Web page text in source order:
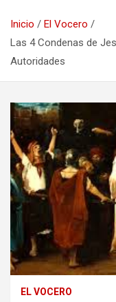
Inicio
El Vocero
Las 4 Condenas de
Autoridades
EL VOCERO